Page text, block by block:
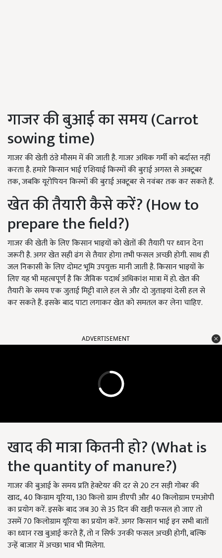
गाजर की बुआई का समय (Carrot
sowing time)
गाजर की खेती ठंडे मौसम में की जाती है. गाजर अधिक गर्मी को बर्दास्त नहीं
करता है. हमारे किसान भाई एशियाई किस्मों की बुराई अगस्त से अक्टूबर
तक, जबकि यूरोपियन किस्मों की बुराई अक्टूबर से नवंबर तक कर सकते हैं.
खेत की तैयारी कैसे करें? (How to
prepare the field?)
गाजर की खेती के लिए किसान भाइयों को खेतों की तैयारी पर ध्यान देना
जरूरी है. अगर खेत सही ढंग से तैयार होगा तभी फसल अच्छी होगी. साथ ही
जल निकासी के लिए दोमट भूमि उपयुक्त मानी जाती है. किसान भाइयों के
लिए यह भी महत्वपूर्ण है कि जैविक पदार्थ अधिकांश मात्रा में हो. खेत की
तैयारी के समय एक जुताई मिट्टी वाले हल से और दो जुताइयां देसी हल से
कर सकते हैं. इसके बाद पाटा लगाकर खेत को समतल कर लेना चाहिए.
ADVERTISEMENT
खाद की मात्रा कितनी हो? (What is
the quantity of manure?)
गाजर की बुआई के समय प्रति हेक्टेयर की दर से 20 टन सड़ी गोबर की
खाद, 40 किग्राम यूरिया, 130 किलो ग्राम डीएपी और 40 किलोग्राम एमओपी
का प्रयोग करें. इसके बाद जब 30 से 35 दिन की खड़ी फसल हो जाए तो
उसमें 70 किलोग्राम यूरिया का प्रयोग करें. अगर किसान भाई इन सभी बातों
का ध्यान रख बुआई करते हैं, तो न सिर्फ उनकी फसल अच्छी होगी, बल्कि
उन्हें बाजार में अच्छा भाव भी मिलेगा.